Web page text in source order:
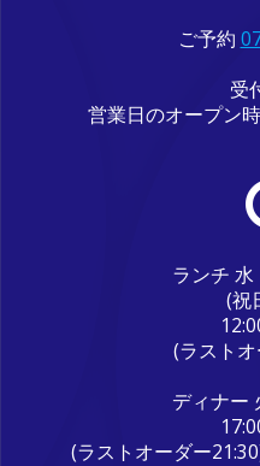
ご予約
受
営業日のオープン
ランチ
(祝
(ラスト
ディナー
(ラストオーダー